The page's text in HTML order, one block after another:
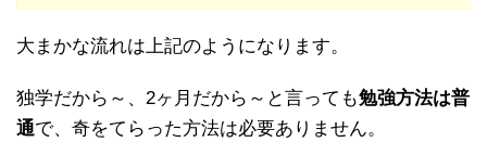
大まかな流れは上記のようになります。
独学だから～、2ヶ月だから～と言っても勉強方法は普
通で、奇をてらった方法は必要ありません。